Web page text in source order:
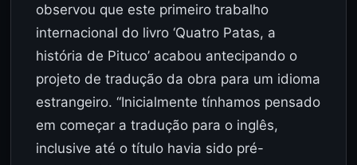
observou que este primeiro trabalho
internacional do livro ‘Quatro Patas, a
história de Pituco’ acabou antecipando o
projeto de tradução da obra para um idioma
estrangeiro. “Inicialmente tínhamos pensado
em começar a tradução para o inglês,
inclusive até o título havia sido pré-